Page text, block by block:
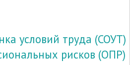
условий труда (СОУТ)
рисков (ОПР)